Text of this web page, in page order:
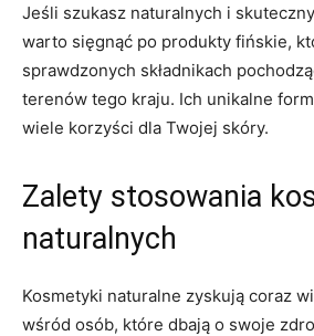
Jeśli ‍szukasz⁣ naturalnych i
warto sięgnąć po produkty fińskie,
⁣sprawdzonych składnikach
terenów tego kraju. ‍Ich ‌unikalne
wiele korzyści dla Twojej skóry.
Zalety stosowania
naturalnych
Kosmetyki naturalne zyskują coraz⁤
wśród osób, które dbają o ⁢swoje